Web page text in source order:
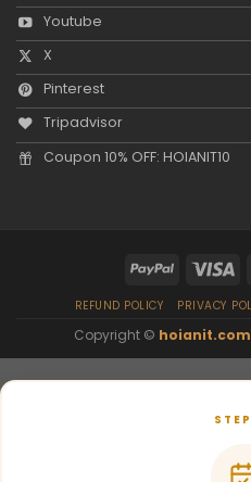
Youtube
X
Pinterest
Tripadvisor
Coupon 10% OFF: HOIANIT10
REFUND POLICY PRIVACY
Copyright © hoianit.com